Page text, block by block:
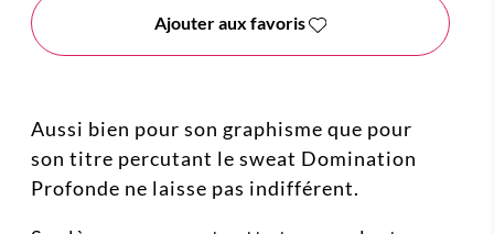
Ajouter aux favoris
Aussi bien pour son graphisme que pour
son titre percutant le sweat Domination
Profonde ne laisse pas indifférent.